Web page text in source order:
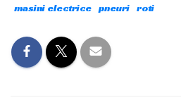
masini electrice pneuri roti